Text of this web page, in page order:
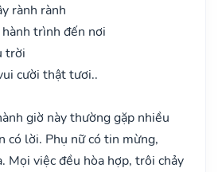
rành rành
trình đến nơi
trời
cười thật tươi..
giờ này thường gặp nhiều
có lời. Phụ nữ có tin mừng,
Mọi việc đều hòa hợp, trôi chảy